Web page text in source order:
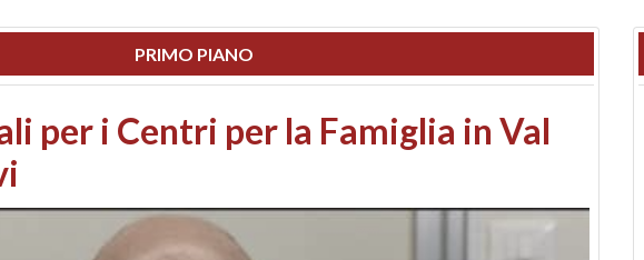
PRIMO PIANO
sequestrato un chiosco sul
abusi edilizi e occupazione